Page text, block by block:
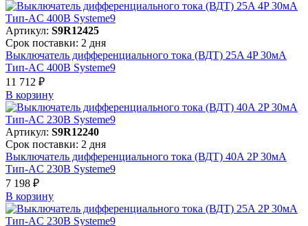
Артикул: S9R12425
Срок поставки: 2 дня
Выключатель дифференциального тока (ВДТ) 25A 4P 30мА
Тип-AC 400В Systeme9
11 712 ₽
В корзинy
Артикул: S9R12240
Срок поставки: 2 дня
Выключатель дифференциального тока (ВДТ) 40A 2P 30мА
Тип-AC 230В Systeme9
7 198 ₽
В корзинy